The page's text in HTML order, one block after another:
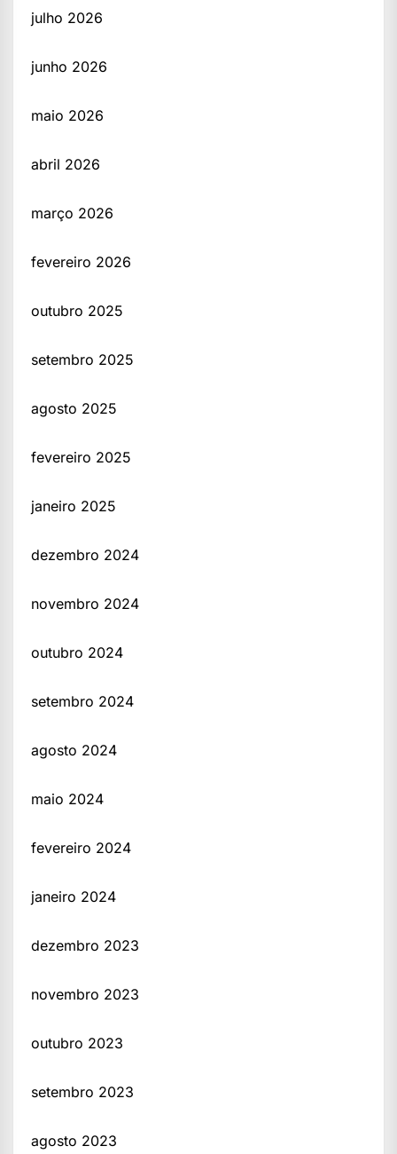
julho 2026
junho 2026
maio 2026
abril 2026
março 2026
fevereiro 2026
outubro 2025
setembro 2025
agosto 2025
fevereiro 2025
janeiro 2025
dezembro 2024
novembro 2024
outubro 2024
setembro 2024
agosto 2024
maio 2024
fevereiro 2024
janeiro 2024
dezembro 2023
novembro 2023
outubro 2023
setembro 2023
agosto 2023